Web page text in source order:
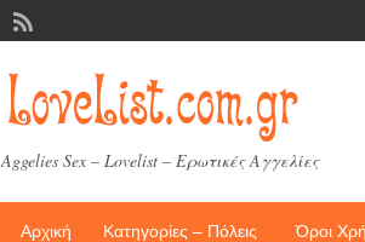
Aggelies Sex – Lovelist – Ερωτικές Αγγελίες
Αρχική Κατηγορίες – Πόλεις Όροι